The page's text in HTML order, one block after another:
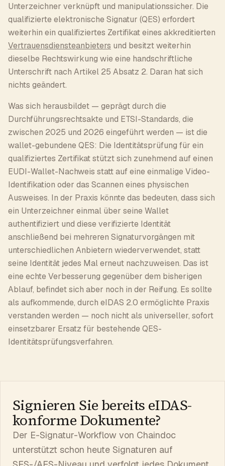
Unterzeichner verknüpft und manipulationssicher. Die
qualifizierte elektronische Signatur (QES) erfordert
weiterhin ein qualifiziertes Zertifikat eines akkreditierten
Vertrauensdiensteanbieters und besitzt weiterhin
dieselbe Rechtswirkung wie eine handschriftliche
Unterschrift nach Artikel 25 Absatz 2. Daran hat sich
nichts geändert.
Was sich herausbildet — geprägt durch die
Durchführungsrechtsakte und ETSI-Standards, die
zwischen 2025 und 2026 eingeführt werden — ist die
wallet-gebundene QES: Die Identitätsprüfung für ein
qualifiziertes Zertifikat stützt sich zunehmend auf einen
EUDI-Wallet-Nachweis statt auf eine einmalige Video-
Identifikation oder das Scannen eines physischen
Ausweises. In der Praxis könnte das bedeuten, dass sich
ein Unterzeichner einmal über seine Wallet
authentifiziert und diese verifizierte Identität
anschließend bei mehreren Signaturvorgängen mit
unterschiedlichen Anbietern wiederverwendet, statt
seine Identität jedes Mal erneut nachzuweisen. Das ist
eine echte Verbesserung gegenüber dem bisherigen
Ablauf, befindet sich aber noch in der Reifung. Es sollte
als aufkommende, durch eIDAS 2.0 ermöglichte Praxis
verstanden werden — noch nicht als universeller, sofort
einsetzbarer Ersatz für bestehende QES-
Identitätsprüfungsverfahren.
Signieren Sie bereits eIDAS-
konforme Dokumente?
Der E-Signatur-Workflow von Chaindoc
unterstützt schon heute Signaturen auf